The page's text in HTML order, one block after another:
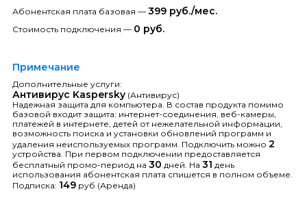
Абонентская плата базовая — 399 руб./мес.
Стоимость подключения — 0 руб.
Примечание
Дополнительные услуги:
Антивирус Kaspersky (Антивирус)
Надежная защита для компьютера. В состав продукта помимо
базовой входит защита: интернет-соединения, веб-камеры,
платежей в интернете, детей от нежелательной информации,
возможность поиска и установки обновлений программ и
удаления неиспользуемых программ. Подключить можно 2
устройства. При первом подключении предоставляется
бесплатный промо-период на 30 дней. На 31 день
использования абонентская плата спишется в полном объеме.
Подписка: 149 руб (Аренда)